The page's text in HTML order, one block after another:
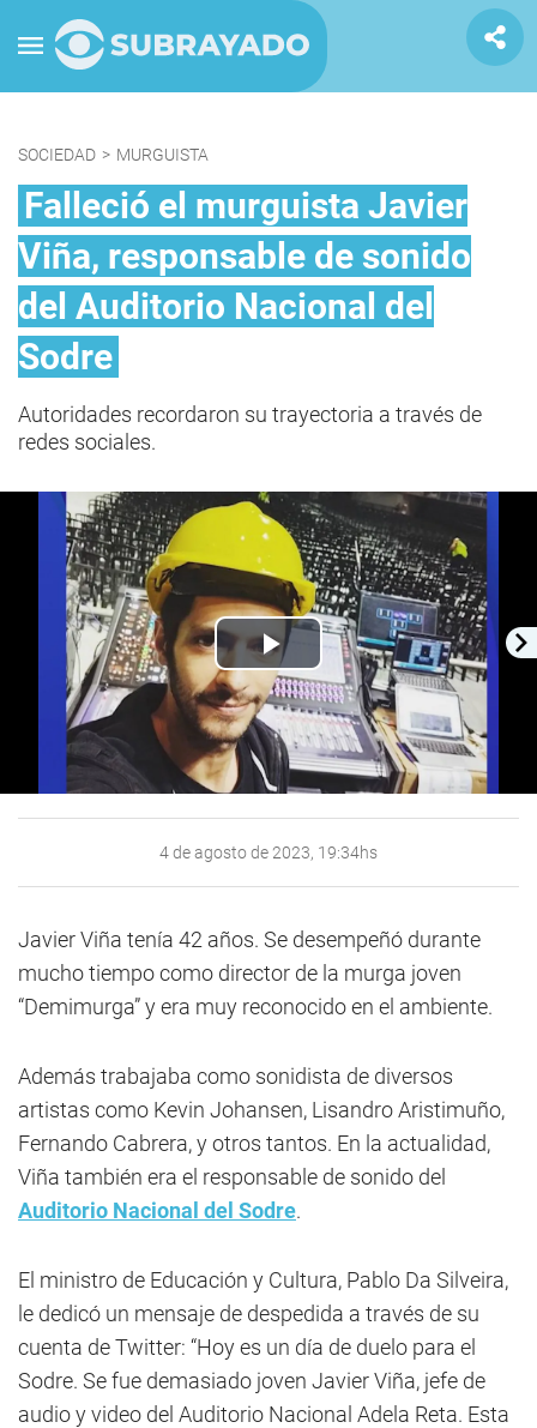
SOCIEDAD > MURGUISTA
Falleció el murguista Javier
Viña, responsable de sonido
del Auditorio Nacional del
Sodre
Autoridades recordaron su trayectoria a través de
redes sociales.
Play
Video
4 de agosto de 2023, 19:34hs
Javier Viña tenía 42 años. Se desempeñó durante
mucho tiempo como director de la murga joven
“Demimurga” y era muy reconocido en el ambiente.
Además trabajaba como sonidista de diversos
artistas como Kevin Johansen, Lisandro Aristimuño,
Fernando Cabrera, y otros tantos. En la actualidad,
Viña también era el responsable de sonido del
Auditorio Nacional del Sodre.
El ministro de Educación y Cultura, Pablo Da Silveira,
le dedicó un mensaje de despedida a través de su
cuenta de Twitter: “Hoy es un día de duelo para el
Sodre. Se fue demasiado joven Javier Viña, jefe de
audio y video del Auditorio Nacional Adela Reta. Esta